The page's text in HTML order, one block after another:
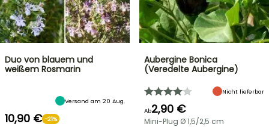
Duo von blauem und
weißem Rosmarin
Versand am 20 Aug.
10,90 € -21%
Aubergine Bonica
(Veredelte Aubergine)
Nicht lieferbar
Ab2,90 €
Mini-Plug Ø 1,5/2,5 cm